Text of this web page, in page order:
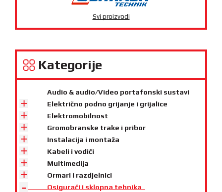
Svi proizvodi
Kategorije
Audio & audio/Video portafonski sustavi
Električno podno grijanje i grijalice
Elektromobilnost
Gromobranske trake i pribor
Instalacija i montaža
Kabeli i vodiči
Multimedija
Ormari i razdjelnici
Osigurači i sklopna tehnika